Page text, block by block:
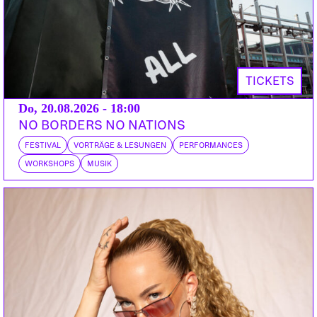
TICKETS
Do, 20.08.2026 - 18:00
NO BORDERS NO NATIONS
FESTIVAL VORTRÄGE & LESUNGEN PERFORMANCES
WORKSHOPS MUSIK